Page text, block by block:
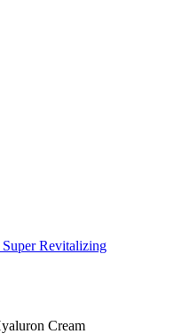
Revitalizing